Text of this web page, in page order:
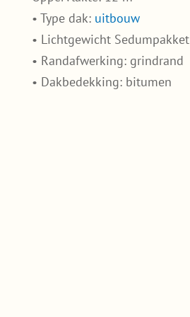
• Type dak: uitbouw
• Lichtgewicht Sedumpakket
• Randafwerking: grindrand
• Dakbedekking: bitumen